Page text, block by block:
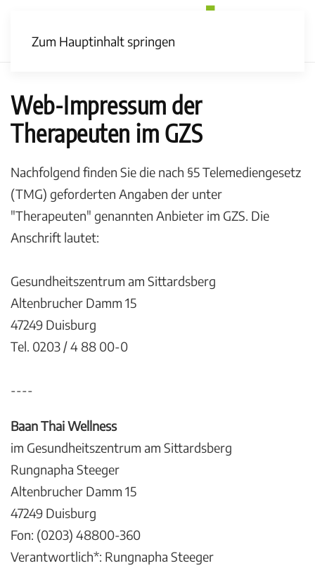
Zum Hauptinhalt springen
Web-Impressum der
Therapeuten im GZS
Nachfolgend finden Sie die nach §5 Telemediengesetz
(TMG) geforderten Angaben der unter
"Therapeuten" genannten Anbieter im GZS. Die
Anschrift lautet:
Gesundheitszentrum am Sittardsberg
Altenbrucher Damm 15
47249 Duisburg
Tel. 0203 / 4 88 00-0
----
Baan Thai Wellness
im Gesundheitszentrum am Sittardsberg
Rungnapha Steeger
Altenbrucher Damm 15
47249 Duisburg
Fon: (0203) 48800-360
Verantwortlich*: Rungnapha Steeger